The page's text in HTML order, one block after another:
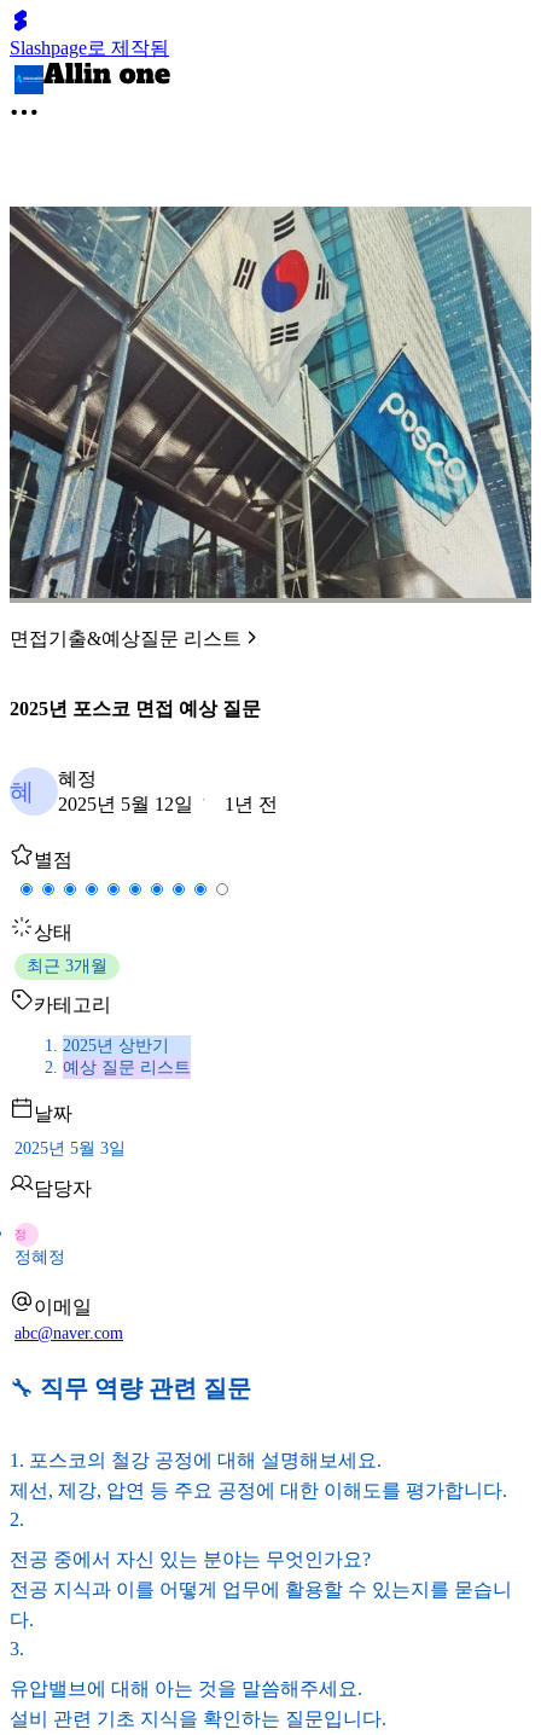
Slashpage로 제작됨
면접기출&예상질문 리스트
2025년 포스코 면접 예상 질문
혜
혜정
2025년 5월 12일
1년 전
별점
상태
최근 3개월
카테고리
2025년 상반기
예상 질문 리스트
날짜
2025년 5월 3일
담당자
정
정혜정
이메일
abc@naver.com
🔧 직무 역량 관련 질문
1. 포스코의 철강 공정에 대해 설명해보세요.
제선, 제강, 압연 등 주요 공정에 대한 이해도를 평가합니다.
2.
전공 중에서 자신 있는 분야는 무엇인가요?
전공 지식과 이를 어떻게 업무에 활용할 수 있는지를 묻습니
다.
3.
유압밸브에 대해 아는 것을 말씀해주세요.
설비 관련 기초 지식을 확인하는 질문입니다.